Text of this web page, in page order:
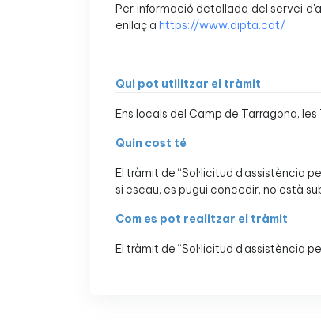
Per informació detallada del servei
enllaç a https://www.dipta.cat/
Qui pot utilitzar el tràmit
Ens locals del Camp de Tarragona,
Quin cost té
El tràmit de “Sol·licitud
si escau, es pugui concedir, no està
Com es pot realitzar el tràmit
El tràmit de “Sol·licitud